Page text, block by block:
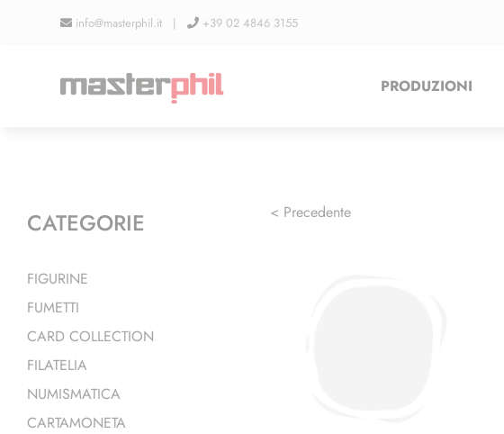
info@masterphil.it | +39 02 4846 3155
PRODUZIONI
< Precedente
CATEGORIE
FIGURINE
FUMETTI
CARD COLLECTION
FILATELIA
NUMISMATICA
CARTAMONETA